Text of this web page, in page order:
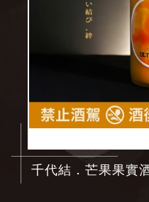
千代結．芒果果實